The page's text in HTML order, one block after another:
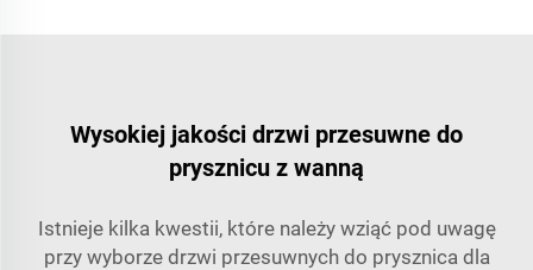
Wysokiej jakości drzwi przesuwne do
prysznicu z wanną
Istnieje kilka kwestii, które należy wziąć pod uwagę
przy wyborze drzwi przesuwnych do prysznica dla